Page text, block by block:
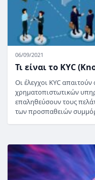
06/09/2021
Τι είναι το KYC
Οι έλεγχοι KYC
χρηματοπιστωτικών
επαληθεύσουν τους
των προσπαθειών